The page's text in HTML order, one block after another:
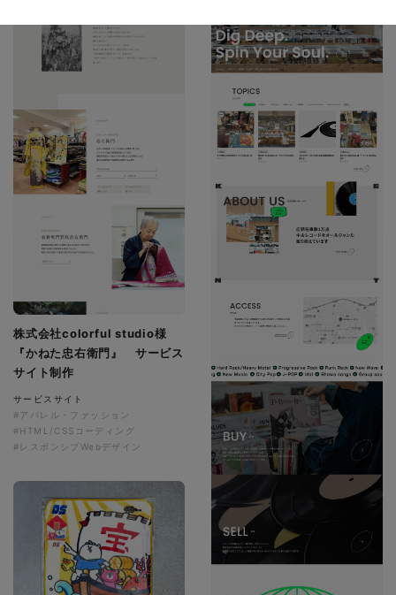
株式会社colorful studio様
『かねた忠右衛門』 サービス
サイト制作
サービスサイト
#アパレル・ファッション
#HTML/CSSコーディング
#レスポンシブWebデザイン